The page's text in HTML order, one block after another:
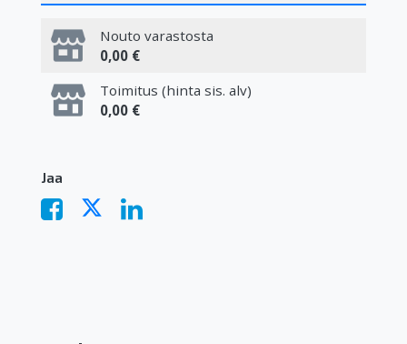
Nouto varastosta
0,00 €
Toimitus (hinta sis. alv)
0,00 €
Jaa